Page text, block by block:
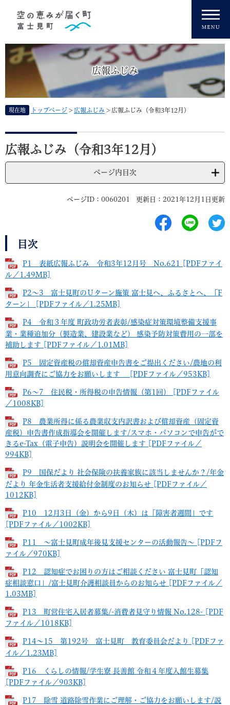
広報ふじみ
現在地 トップページ > 広報ふじみ > 広報ふじみ（令和3年12月）
本
文
広報ふじみ（令和3年12月）
ページ内目次
ページID：0060201 更新日：2021年12月1日更新
目次
P1 表紙広報ふじみ 令和3年12月号 No.621 [PDFファイ
ル／1.49MB]
P2～3 富士見町のＵターン施策 富士見へ、ふるさとへ、「F
ターン」 [PDFファイル／1.25MB]
P4 令和３年度 町政功労者表彰/感染症対策環境整備支援事
業・業種追加分（製造業、建設業など） 感染予防対策費用の一部を
補助します [PDFファイル／1.01MB]
P5 固定資産税の償却資産申告書をご提出ください/農地の利
用意向調査にご協力をお願いします [PDFファイル／953KB]
P6～7 住民税・所得税の申告情報（第1回） [PDFファイル
／1008KB]
P8 農業所得に係る農業収支内訳書および償却資産（固定資
産税）申告書作成指導会を開催します/スマホ・パソコンで申告がで
きるe-Tax（電子申告）説明会を開催します [PDFファイル／
994KB]
P9 国保だより 社会保険の扶養家族に該当しませんか？/年金
だより 年金生活者支援給付金制度のお知らせ [PDFファイル／
1012KB]
P10 12月3日（金）から9日（木）は「障害者週間」です
[PDFファイル／1002KB]
P11 ～富士見町成年後見支援センターの活動報告～ [PDFフ
ァイル／970KB]
P12 認知症でお困りの方はご相談ください 富士見町「認知
症相談窓口」/富士見町介護相談員からのお知らせ [PDFファイル／
1.03MB]
P13 町営住宅入居者募集/-消費者見守り情報 No.128- [PDF
ファイル／1018KB]
P14～15 第192号 富士見町 教育委員会だより [PDFファ
イル／1.23MB]
P16 くらしの情報/学生寮 長善館 令和４年度入館生募集
[PDFファイル／903KB]
P17 除雪 道路除雪作業にご理解・ご協力をお願いします/説